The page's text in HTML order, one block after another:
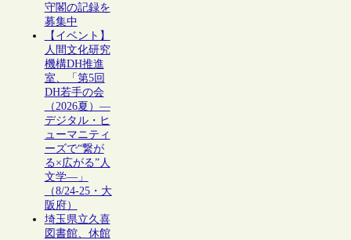
守閣の記録を
募集中
【イベント】
人間文化研究
機構DH推進
室、「第5回
DH若手の会
（2026夏）―
デジタル・ヒ
ューマニティ
ーズで“繋が
る×広がる”人
文学―」
（8/24-25・大
阪府）
埼玉県立久喜
図書館、休館